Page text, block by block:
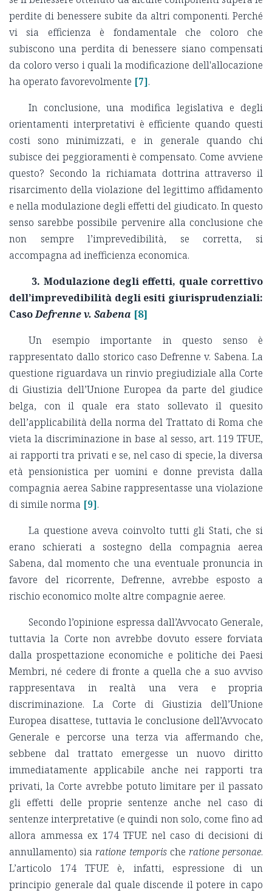
perdite di benessere subite da altri componenti. Perché
vi sia efficienza è fondamentale che coloro che
subiscono una perdita di benessere siano compensati
da coloro verso i quali la modificazione dell'allocazione
ha operato favorevolmente [7].
In conclusione, una modifica legislativa e degli
orientamenti interpretativi è efficiente quando questi
costi sono minimizzati, e in generale quando chi
subisce dei peggioramenti è compensato. Come avviene
questo? Secondo la richiamata dottrina attraverso il
risarcimento della violazione del legittimo affidamento
e nella modulazione degli effetti del giudicato. In questo
senso sarebbe possibile pervenire alla conclusione che
non sempre l’imprevedibilità, se corretta, si
accompagna ad inefficienza economica.
3. Modulazione degli effetti, quale correttivo
dell’imprevedibilità degli esiti giurisprudenziali:
CasoDefrenne v. Sabena [8]
Un esempio importante in questo senso è
rappresentato dallo storico caso Defrenne v. Sabena. La
questione riguardava un rinvio pregiudiziale alla Corte
di Giustizia dell’Unione Europea da parte del giudice
belga, con il quale era stato sollevato il quesito
dell’applicabilità della norma del Trattato di Roma che
vieta la discriminazione in base al sesso, art. 119 TFUE,
ai rapporti tra privati e se, nel caso di specie, la diversa
età pensionistica per uomini e donne prevista dalla
compagnia aerea Sabine rappresentasse una violazione
di simile norma [9].
La questione aveva coinvolto tutti gli Stati, che si
erano schierati a sostegno della compagnia aerea
Sabena, dal momento che una eventuale pronuncia in
favore del ricorrente, Defrenne, avrebbe esposto a
rischio economico molte altre compagnie aeree.
Secondo l’opinione espressa dall’Avvocato Generale,
tuttavia la Corte non avrebbe dovuto essere forviata
dalla prospettazione economiche e politiche dei Paesi
Membri, né cedere di fronte a quella che a suo avviso
rappresentava in realtà una vera e propria
discriminazione. La Corte di Giustizia dell’Unione
Europea disattese, tuttavia le conclusione dell’Avvocato
Generale e percorse una terza via affermando che,
sebbene dal trattato emergesse un nuovo diritto
immediatamente applicabile anche nei rapporti tra
privati, la Corte avrebbe potuto limitare per il passato
gli effetti delle proprie sentenze anche nel caso di
sentenze interpretative (e quindi non solo, come fino ad
allora ammessa ex 174 TFUE nel caso di decisioni di
annullamento) siaratione temporis che ratione personae.
L’articolo 174 TFUE è, infatti, espressione di un
principio generale dal quale discende il potere in capo